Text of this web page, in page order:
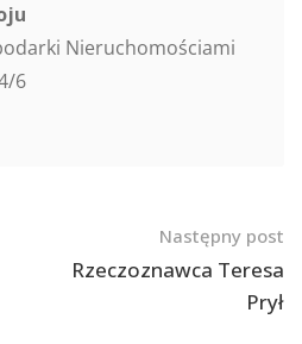
Nieruchomościami
6
Następny post
Rzeczoznawca Teresa
Prył